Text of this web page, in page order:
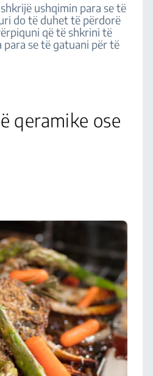
ushqimin para se të
do të duhet të përdorë
që të shkrini të
se të gatuani për të
qeramike ose